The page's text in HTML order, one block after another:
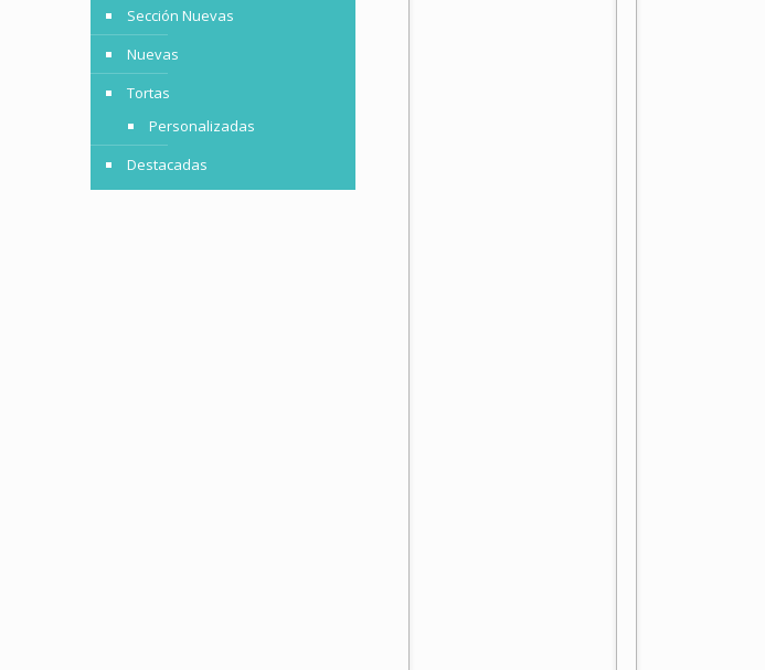
Sección Nuevas
Nuevas
Tortas
Personalizadas
Destacadas